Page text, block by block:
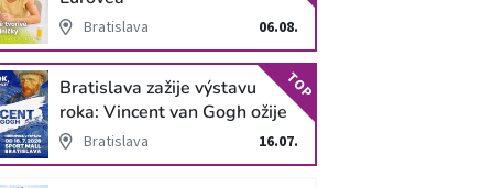
Bratislava 06.08.
Bratislava zažije výstavu
roka: Vincent van Gogh ožije
v unikátnej imerzívnej šou!
Bratislava 16.07.
TOP